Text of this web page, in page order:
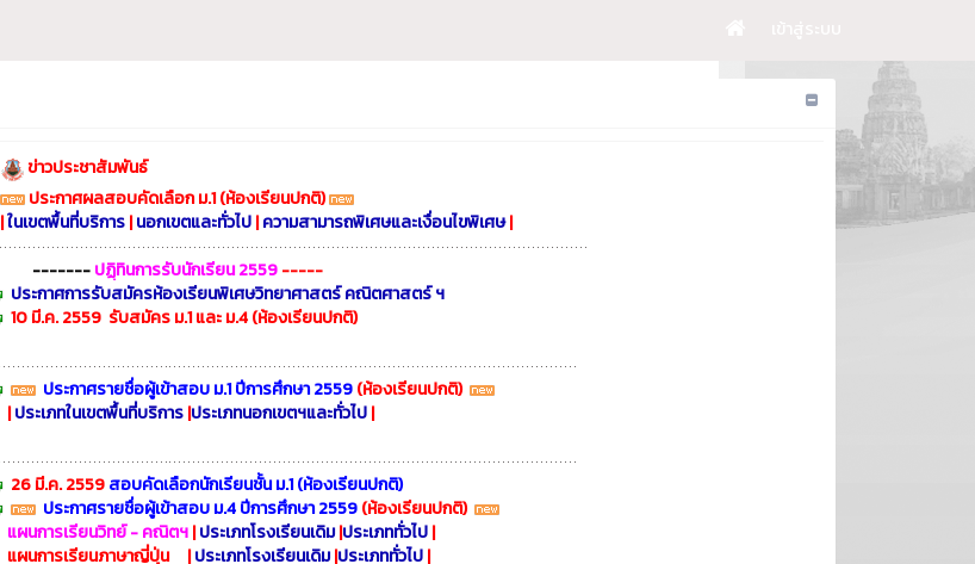
ข่าวประชาสัมพันธ์
ประกาศผลสอบคัดเลือก ม.1 (ห้องเรียนปกติ)
|ในเขตพื้นที่บริการ|นอกเขตและทั่วไป|ความสามารถพิเศษและเงื่อนไขพิเศษ|
-------ปฏฺิทินการรับนักเรียน 2559-----
ประกาศการรับสมัครห้องเรียนพิเศษวิทยาศาสตร์ คณิตศาสตร์ ฯ
10 มี.ค. 2559 รับสมัคร ม.1 และ ม.4 (ห้องเรียนปกติ)
ประกาศรายชื่อผู้เข้าสอบ ม.1 ปีการศึกษา 2559(ห้องเรียนปกติ)
|ประเภทในเขตพื้นที่บริการ|ประเภทนอกเขตฯและทั่วไป|
26 มี.ค. 2559สอบคัดเลือกนักเรียนชั้น ม.1 (ห้องเรียนปกติ)
ประกาศรายชื่อผู้เข้าสอบ ม.4 ปีการศึกษา 2559(ห้องเรียนปกติ)
แผนการเรียนวิทย์ - คณิตฯ|ประเภทโรงเรียนเดิม|ประเภททั่วไป|
แผนการเรียนภาษาญี่ปุ่น |ประเภทโรงเรียนเดิม|ประเภททั่วไป|